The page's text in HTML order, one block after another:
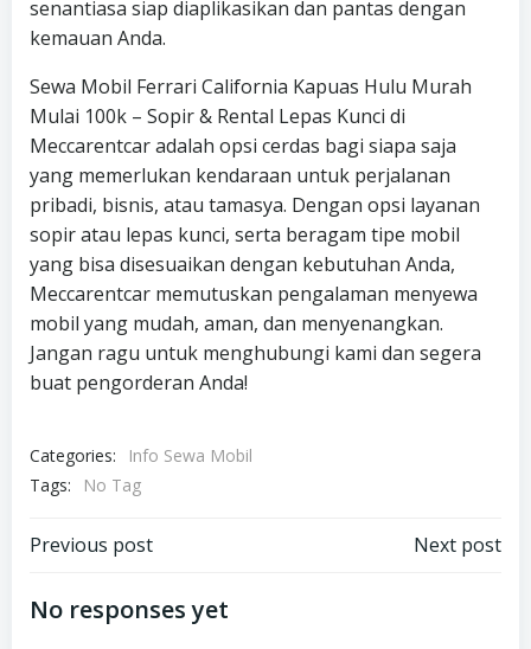
senantiasa siap diaplikasikan dan pantas dengan
kemauan Anda.
Sewa Mobil Ferrari California Kapuas Hulu Murah
Mulai 100k – Sopir & Rental Lepas Kunci di
Meccarentcar adalah opsi cerdas bagi siapa saja
yang memerlukan kendaraan untuk perjalanan
pribadi, bisnis, atau tamasya. Dengan opsi layanan
sopir atau lepas kunci, serta beragam tipe mobil
yang bisa disesuaikan dengan kebutuhan Anda,
Meccarentcar memutuskan pengalaman menyewa
mobil yang mudah, aman, dan menyenangkan.
Jangan ragu untuk menghubungi kami dan segera
buat pengorderan Anda!
Categories:
Info Sewa Mobil
Tags:
No Tag
Post
navigation
Previous post Next post
No responses yet